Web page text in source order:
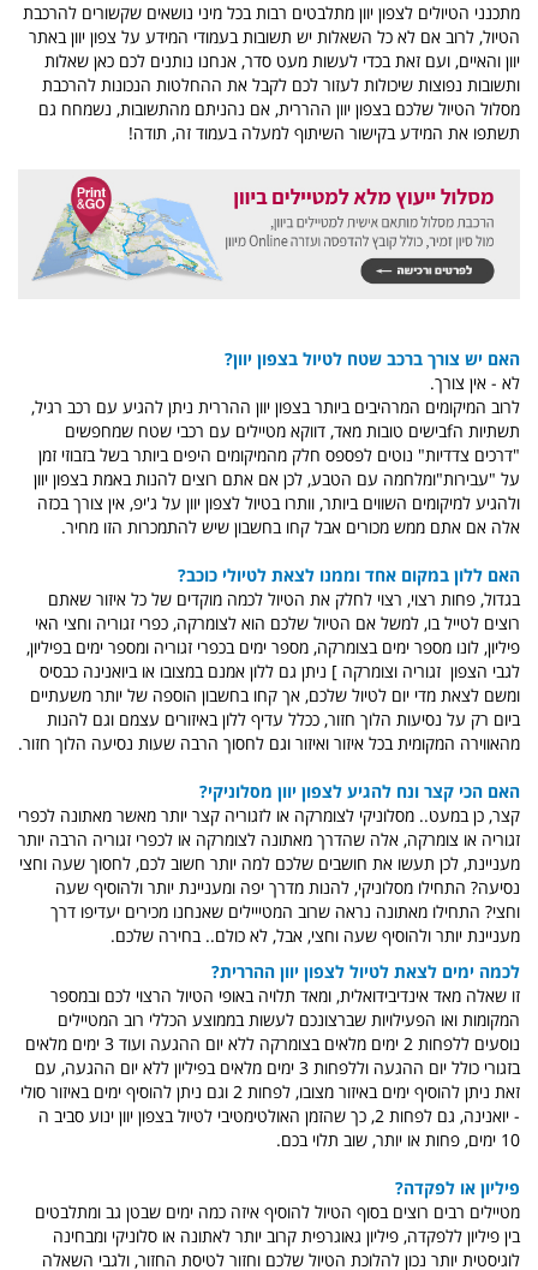
מתכנני הטיולים לצפון יוון מתלבטים רבות בכל מיני נושאים שקשורים להרכבת
הטיול, לרוב אם לא כל השאלות יש תשובות בעמודי המידע על צפון יוון באתר
יוון והאיים, ועם זאת בכדי לעשות מעט סדר, אנחנו נותנים לכם כאן שאלות
ותשובות נפוצות שיכולות לעזור לכם לקבל את ההחלטות הנכונות להרכבת
מסלול הטיול שלכם בצפון יוון ההררית, אם נהניתם מהתשובות, נשמחח גם
תשתפו את המידע בקישור השיתוף למעלה בעמוד זה, תודה!
האם יש צורך ברכב שטח לטיול בצפון יוון?
לא - אין צורך.
לרוב המיקומים המרהיבים ביותר בצפון יוון ההררית ניתן להגיע עם רכב רגיל,
תשתיות הfבישים טובות מאד, דווקא מטיילים עם רכבי שטח שמחפשים
"דרכים צדדיות" נוטים לפספס חלק מהמיקומים היפים ביותר בשל בזבוזי זמן
על "עבירות"ומלחמה עם הטבע, לכן אם אתם רוצים להנות באמת בצפון יוון
ולהגיע למיקומים השווים ביותר, וותרו בטיול לצפון יוון על ג'יפ, אין צורך בכזה
אלה אם אתם ממש מכורים אבל קחו בחשבון שיש להתמכרות הזו מחיר.
האם ללון במקום אחד וממנו לצאת לטיולי כוכב?
בגדול, פחות רצוי, רצוי לחלק את הטיול לכמה מוקדים של כל איזור שאתם
רוצים לטייל בו, למשל אם הטיול שלכם הוא לצומרקה, כפרי זגוריה וחצי האי
פיליון, לונו מספר ימים בצומרקה, מספר ימים בכפרי זגוריה ומספר ימים בפיליון,
לגבי הצפון זגוריה וצומרקה ] ניתן גם ללון אמנם במצובו או ביואנינה כבסיס
ומשם לצאת מדי יום לטיול שלכם, אך קחו בחשבון הוספה של יותר משעתיים
ביום רק על נסיעות הלוך חזור, ככלל עדיף ללון באיזורים עצמם וגם להנות
מהאווירה המקומית בכל איזור ואיזור וגם לחסוך הרבה שעות נסיעה הלוך חזור.
האם הכי קצר ונח להגיע לצפון יוון מסלוניקי?
קצר, כן במעט.. מסלוניקי לצומרקה או לזגוריה קצר יותר מאשר מאתונה לכפרי
זגוריה או צומרקה, אלה שהדרך מאתונה לצומרקה או לכפרי זגוריה הרבה יותר
מעניינת, לכן תעשו את חושבים שלכם למה יותר חשוב לכם, לחסוך שעה וחצי
נסיעה? התחילו מסלוניקי, להנות מדרך יפה ומעניינת יותר ולהוסיף שעה
וחצי? התחילו מאתונה נראה שרוב המטייילים שאנחנו מכירים יעדיפו דרך
מעניינת יותר ולהוסיף שעה וחצי, אבל, לא כולם.. בחירה שלכם.
לכמה ימים לצאת לטיול לצפון יוון ההררית?
זו שאלה מאד אינדיבידואלית, ומאד תלויה באופי הטיול הרצוי לכם ובמספר
המקומות ואו הפעילויות שברצונכם לעשות בממוצע הכללי רוב המטיילים
נוסעים ללפחות 2 ימים מלאים בצומרקה ללא יום ההגעה ועוד 3 ימים מלאים
בזגורי כולל יום ההגעה וללפחות 3 ימים מלאים בפיליון ללא יום ההגעה, עם
זאת ניתן להוסיף ימים באיזור מצובו, לפחות 2 וגם ניתן להוסיף ימים באיזור סולי
- יואנינה, גם לפחות 2, כך שהזמן האולטימטיבי לטיול בצפון יוון ינוע סביב ה
10 ימים, פחות או יותר, שוב תלוי בכם.
פיליון או לפקדה?
מטיילים רבים רוצים בסוף הטיול להוסיף איזה כמה ימים שבטן גב ומתלבטים
בין פיליון ללפקדה, פיליון גאוגרפית קרוב יותר לאתונה או סלוניקי ומבחינה
לוגיסטית יותר נכון להלוכת הטיול שלכם וחזור לטיסת החזור, ולגבי השאלה